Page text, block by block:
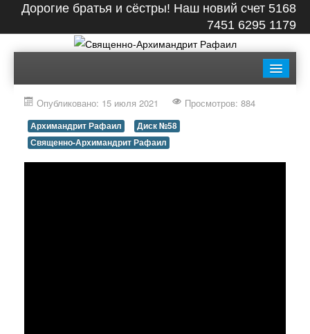
Дорогие братья и сёстры! Наш новий счет 5168
7451 6295 1179
ГЛАВНАЯ ЛЕНТА
СТАТЬИ
КНИГИ ФОТО
Опубликовано: 15 июля 2021 Просмотров: 884
Архимандрит Рафаил
Диск №58
Священно-Архимандрит Рафаил